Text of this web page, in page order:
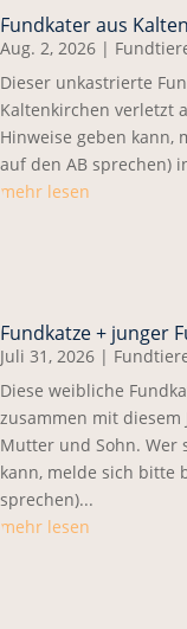
Fundkater aus
Aug. 2, 2026 |
Dieser unkastrierte
Kaltenkirchen verletzt
Hinweise geben kann,
auf den AB sprechen)
mehr lesen
Fundkatze + junger
Juli 31, 2026 |
Diese weibliche
zusammen mit
Mutter und Sohn. Wer
kann, melde sich bitte
sprechen)...
mehr lesen